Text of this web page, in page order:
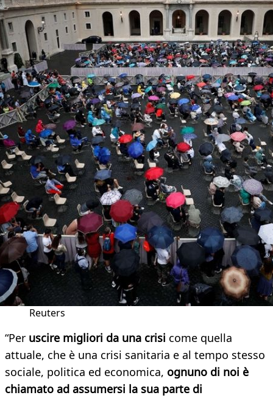
Reuters
“Per uscire migliori da una crisi come quella
attuale, che è una crisi sanitaria e al tempo stesso
sociale, politica ed economica, ognuno di noi è
chiamato ad assumersi la sua parte di